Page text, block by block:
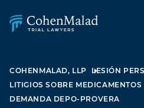
COHENMALAD, LLP
LESIÓN
LITIGIOS SOBRE
DEMANDA DEPO-PROVERA